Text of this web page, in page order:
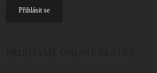
Přihlásit se